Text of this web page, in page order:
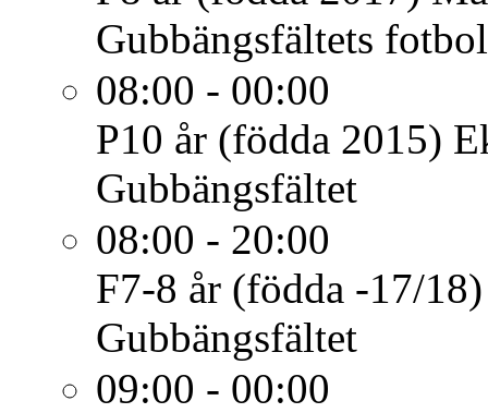
Gubbängsfältets
08:00 - 00:00
P10 år (födda 2015)
Gubbängsfältet
08:00 - 20:00
F7-8 år (födda -17/18)
Gubbängsfältet
09:00 - 00:00